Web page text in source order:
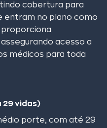
cobertura para
entram no plano como
acesso a
médicos para toda
29 vidas)
porte, com até 29